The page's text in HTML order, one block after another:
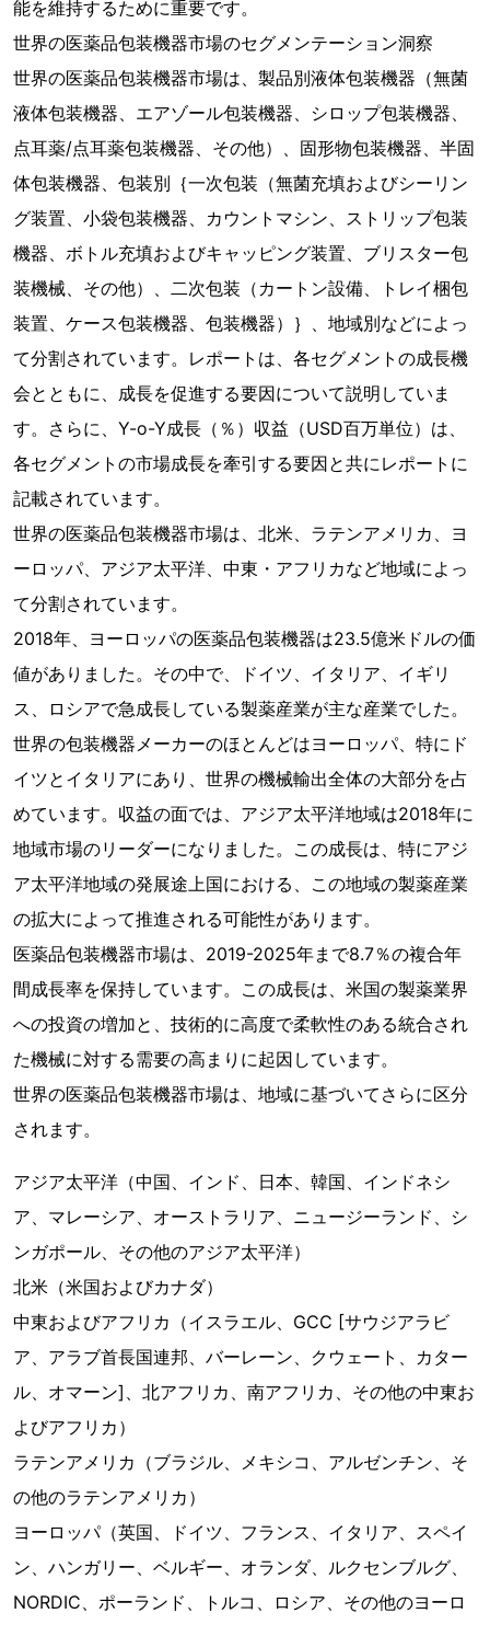
能を維持するために重要です。
世界の医薬品包装機器市場のセグメンテーション洞察
世界の医薬品包装機器市場は、製品別液体包装機器（無菌
液体包装機器、エアゾール包装機器、シロップ包装機器、
点耳薬/点耳薬包装機器、その他）、固形物包装機器、半固
体包装機器、包装別｛一次包装（無菌充填およびシーリン
グ装置、小袋包装機器、カウントマシン、ストリップ包装
機器、ボトル充填およびキャッピング装置、ブリスター包
装機械、その他）、二次包装（カートン設備、トレイ梱包
装置、ケース包装機器、包装機器）｝、地域別などによっ
て分割されています。レポートは、各セグメントの成長機
会とともに、成長を促進する要因について説明していま
す。さらに、Y-o-Y成長（％）収益（USD百万単位）は、
各セグメントの市場成長を牽引する要因と共にレポートに
記載されています。
世界の医薬品包装機器市場は、北米、ラテンアメリカ、ヨ
ーロッパ、アジア太平洋、中東・アフリカなど地域によっ
て分割されています。
2018年、ヨーロッパの医薬品包装機器は23.5億米ドルの価
値がありました。その中で、ドイツ、イタリア、イギリ
ス、ロシアで急成長している製薬産業が主な産業でした。
世界の包装機器メーカーのほとんどはヨーロッパ、特にド
イツとイタリアにあり、世界の機械輸出全体の大部分を占
めています。収益の面では、アジア太平洋地域は2018年に
地域市場のリーダーになりました。この成長は、特にアジ
ア太平洋地域の発展途上国における、この地域の製薬産業
の拡大によって推進される可能性があります。
医薬品包装機器市場は、2019-2025年まで8.7％の複合年
間成長率を保持しています。この成長は、米国の製薬業界
への投資の増加と、技術的に高度で柔軟性のある統合され
た機械に対する需要の高まりに起因しています。
世界の医薬品包装機器市場は、地域に基づいてさらに区分
されます。
アジア太平洋（中国、インド、日本、韓国、インドネシ
ア、マレーシア、オーストラリア、ニュージーランド、シ
ンガポール、その他のアジア太平洋）
北米（米国およびカナダ）
中東およびアフリカ（イスラエル、GCC [サウジアラビ
ア、アラブ首長国連邦、バーレーン、クウェート、カター
ル、オマーン]、北アフリカ、南アフリカ、その他の中東お
よびアフリカ）
ラテンアメリカ（ブラジル、メキシコ、アルゼンチン、そ
の他のラテンアメリカ）
ヨーロッパ（英国、ドイツ、フランス、イタリア、スペイ
ン、ハンガリー、ベルギー、オランダ、ルクセンブルグ、
NORDIC、ポーランド、トルコ、ロシア、その他のヨーロ